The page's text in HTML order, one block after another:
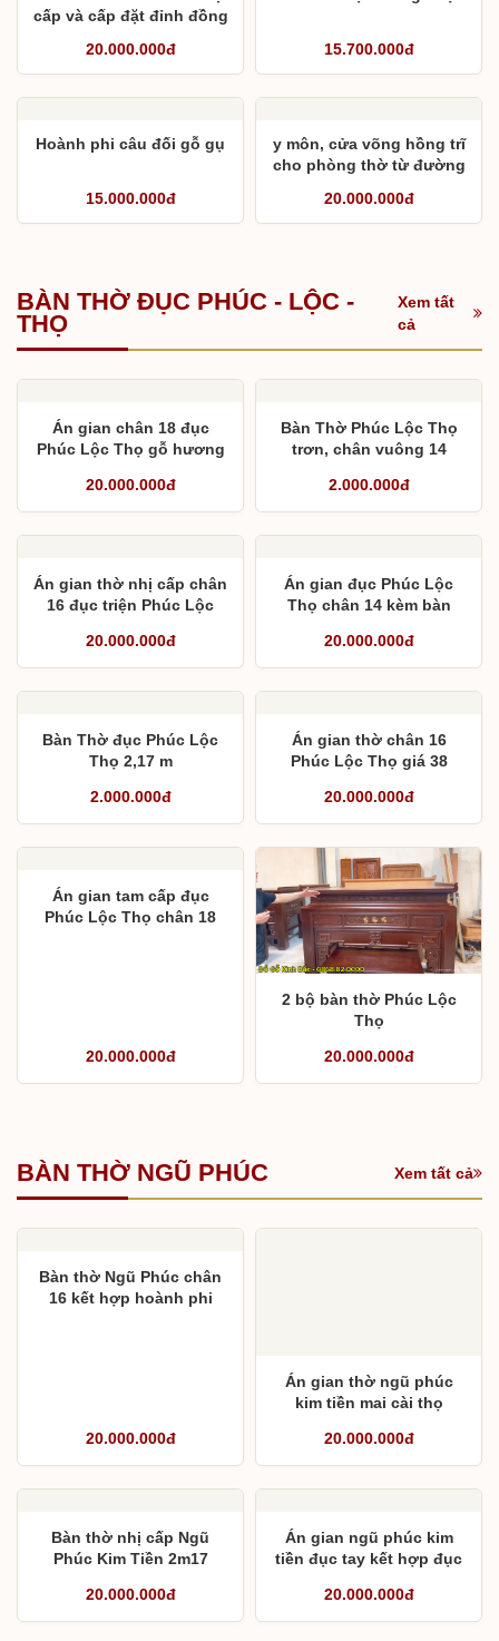
cấp và cấp đặt đỉnh đồng
20.000.000đ
15.700.000đ
Hoành phi câu đối gỗ gụ
15.000.000đ
y môn, cửa võng hồng trĩ
cho phòng thờ từ đường
20.000.000đ
BÀN THỜ ĐỤC PHÚC - LỘC -
THỌ
Xem tất
cả
Án gian chân 18 đục
Phúc Lộc Thọ gỗ hương
Vững
20.000.000đ
Bàn Thờ Phúc Lộc Thọ
trơn, chân vuông 14
2.000.000đ
Án gian thờ nhị cấp chân
16 đục triện Phúc Lộc
đá
20.000.000đ
Án gian đục Phúc Lộc
Thọ chân 14 kèm bàn
20.000.000đ
Bàn Thờ đục Phúc Lộc
Thọ 2,17 m
2.000.000đ
Án gian thờ chân 16
Phúc Lộc Thọ giá 38
và hoành phi
20.000.000đ
Án gian tam cấp đục
Phúc Lộc Thọ chân 18
20.000.000đ
2 bộ bàn thờ Phúc Lộc
Thọ
20.000.000đ
BÀN THỜ NGŨ PHÚC Xem tất cả
Bàn thờ Ngũ Phúc chân
16 kết hợp hoành phi
20.000.000đ
Án gian thờ ngũ phúc
kim tiền mai cài thọ
20.000.000đ
Bàn thờ nhị cấp Ngũ
Phúc Kim Tiền 2m17
20.000.000đ
Án gian ngũ phúc kim
tiền đục tay kết hợp đục
20.000.000đ